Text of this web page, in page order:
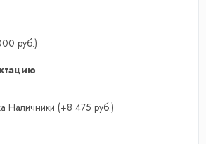
руб.)
Наличники (+8 475 руб.)